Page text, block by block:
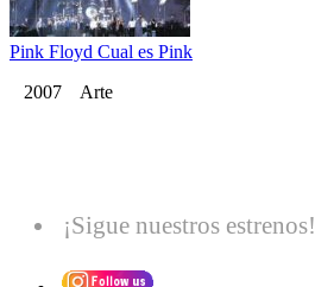
Pink Floyd Cual es Pink
2007 Arte
¡Sigue nuestros estrenos!